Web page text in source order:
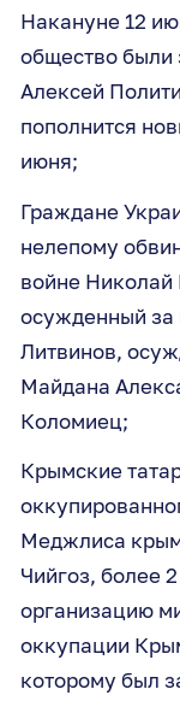
Накануне 12
общество были
Алексей
пополнится
июня;
Граждане
нелепому
войне
осужденный за
Литвинов,
Майдана
Коломиец;
Крымские
Меджлиса
Чийгоз, более
организацию
оккупации
которому был